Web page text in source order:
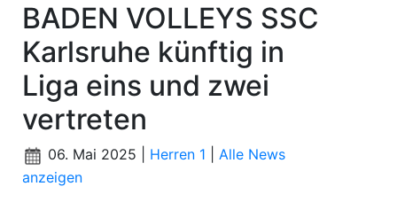
BADEN VOLLEYS SSC
Karlsruhe künftig in
Liga eins und zwei
vertreten
06. Mai 2025 | Herren 1
Alle News
anzeigen